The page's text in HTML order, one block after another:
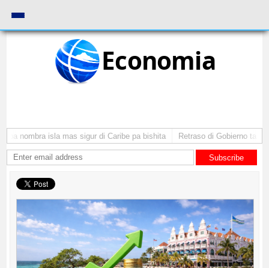
Economia
nombra isla mas sigur di Caribe pa bishita Retraso di Gobierno ta
Subscribe